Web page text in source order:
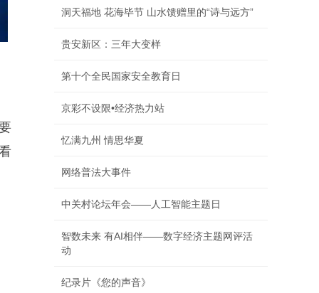
洞天福地 花海毕节 山水馈赠里的“诗与远方”
贵安新区：三年大变样
第十个全民国家安全教育日
京彩不设限•经济热力站
忆满九州 情思华夏
网络普法大事件
中关村论坛年会——人工智能主题日
智数未来 有AI相伴——数字经济主题网评活
动
纪录片《您的声音》